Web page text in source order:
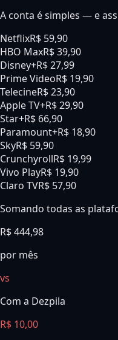
A conta é simples — e
NetflixR$ 59,90
HBO MaxR$ 39,90
Disney+R$ 27,99
Prime VideoR$ 19,90
TelecineR$ 23,90
Apple TV+R$ 29,90
Star+R$ 66,90
Paramount+R$ 18,90
SkyR$ 59,90
CrunchyrollR$ 19,99
Vivo PlayR$ 19,90
Claro TVR$ 57,90
Somando todas as
R$444,98
por mês
vs
Com a Dezpila
R$ 10,00